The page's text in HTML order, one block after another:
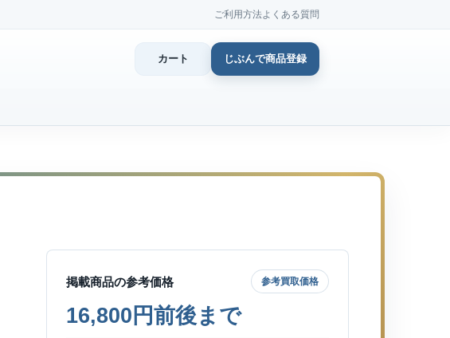
ご利用方法よくある質問
カート じぶんで商品登録
掲載商品の参考価格 参考買取価格
16,800円前後まで